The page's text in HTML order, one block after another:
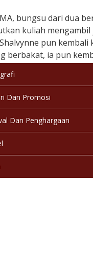
bungsu dari dua
kuliah
pun kembali
berbakat, ia pun
perempuan
dengan aktor
pada 9 Februari 2012
Dan Promosi
Dan Penghargaan